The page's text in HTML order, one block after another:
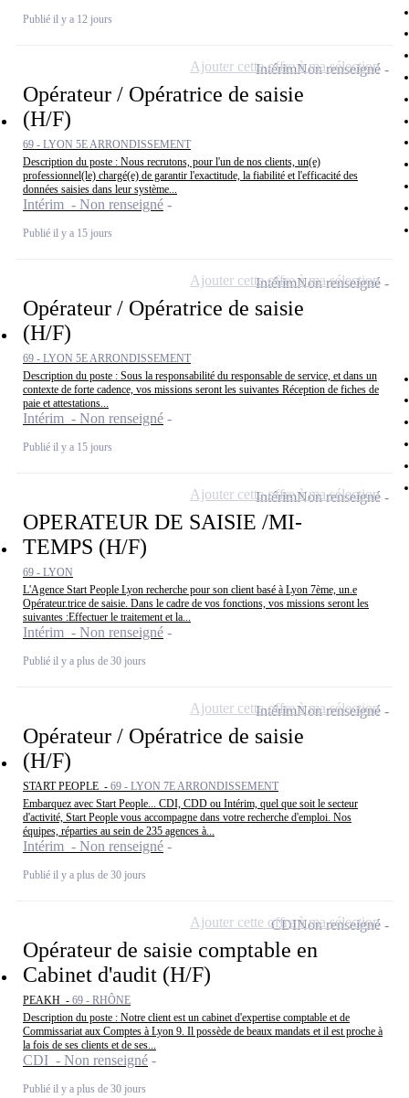
Publié il y a 12 jours
Opérateur / Opératrice de saisie
(H/F)
69 - LYON 5E ARRONDISSEMENT
Description du poste : Nous recrutons, pour l'un de nos clients, un(e)
professionnel(le) chargé(e) de garantir l'exactitude, la fiabilité et l'efficacité des
données saisies dans leur système...
Intérim - Non renseigné
Publié il y a 15 jours
IntérimNon renseigné
Ajouter cette offre à ma sélection
Opérateur / Opératrice de saisie
(H/F)
69 - LYON 5E ARRONDISSEMENT
Description du poste : Sous la responsabilité du responsable de service, et dans un
contexte de forte cadence, vos missions seront les suivantes Réception de fiches de
paie et attestations...
Intérim - Non renseigné
Publié il y a 15 jours
IntérimNon renseigné
Ajouter cette offre à ma sélection
OPERATEUR DE SAISIE /MI-
TEMPS (H/F)
69 - LYON
L'Agence Start People Lyon recherche pour son client basé à Lyon 7ème, un.e
Opérateur.trice de saisie. Dans le cadre de vos fonctions, vos missions seront les
suivantes :Effectuer le traitement et la...
Intérim - Non renseigné
Publié il y a plus de 30 jours
IntérimNon renseigné
Ajouter cette offre à ma sélection
Opérateur / Opératrice de saisie
(H/F)
START PEOPLE - 69 - LYON 7E ARRONDISSEMENT
Embarquez avec Start People... CDI, CDD ou Intérim, quel que soit le secteur
d'activité, Start People vous accompagne dans votre recherche d'emploi. Nos
équipes, réparties au sein de 235 agences à...
Intérim - Non renseigné
Publié il y a plus de 30 jours
IntérimNon renseigné
Ajouter cette offre à ma sélection
Opérateur de saisie comptable en
Cabinet d'audit (H/F)
PEAKH - 69 - RHÔNE
Description du poste : Notre client est un cabinet d'expertise comptable et de
Commissariat aux Comptes à Lyon 9. Il possède de beaux mandats et il est proche à
la fois de ses clients et de ses...
CDI - Non renseigné
Publié il y a plus de 30 jours
CDINon renseigné
Ajouter cette offre à ma sélection